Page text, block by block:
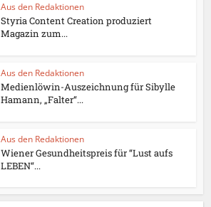
Aus den Redaktionen
Styria Content Creation produziert
Magazin zum...
Aus den Redaktionen
Medienlöwin-Auszeichnung für Sibylle
Hamann, „Falter“...
Aus den Redaktionen
Wiener Gesundheitspreis für “Lust aufs
LEBEN“...